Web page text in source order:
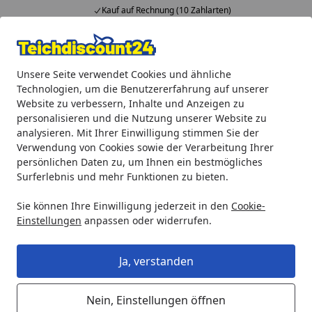
Unsere Seite verwendet Cookies und ähnliche
Technologien, um die Benutzererfahrung auf unserer
Website zu verbessern, Inhalte und Anzeigen zu
personalisieren und die Nutzung unserer Website zu
analysieren. Mit Ihrer Einwilligung stimmen Sie der
Verwendung von Cookies sowie der Verarbeitung Ihrer
persönlichen Daten zu, um Ihnen ein bestmögliches
Surferlebnis und mehr Funktionen zu bieten.
Sie können Ihre Einwilligung jederzeit in den Cookie-
Einstellungen anpassen oder widerrufen.
Ja, verstanden
Nein, Einstellungen öffnen
Kauf auf Rechnung (10 Zahlarten)
Alle Produkte
Mein Konto
Suchen
Startseite
Heissner Filterschwamm zu FA2000UV (ab 01/2016) (ET10-
Heissner Filterschwamm zu
FA2000UV (ab 01/2016) (ET10-FA21L)